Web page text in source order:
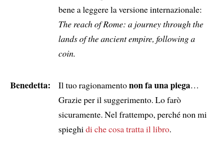
bene a leggere la versione internazionale:
The reach of Rome: a journey through the
lands of the ancient empire, following a
coin.
Benedetta: Il tuo ragionamentonon fa una piega…
Grazie per il suggerimento. Lo farò
sicuramente. Nel frattempo, perché non mi
spieghi di che cosa tratta il libro.